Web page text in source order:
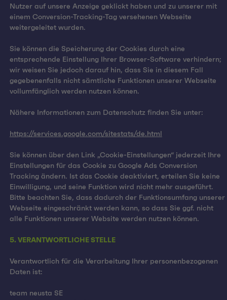
Nutzer auf unsere Anzeige geklickt haben und zu unserer mit
einem Conversion-Tracking-Tag versehenen Webseite
weitergeleitet wurden.
Sie können die Speicherung der Cookies durch eine
entsprechende Einstellung Ihrer Browser-Software verhindern;
wir weisen Sie jedoch darauf hin, dass Sie in diesem Fall
gegebenenfalls nicht sämtliche Funktionen unserer Webseite
vollumfänglich werden nutzen können.
Nähere Informationen zum Datenschutz finden Sie unter:
https://services.google.com/sitestats/de.html
Sie können über den Link „Cookie-Einstellungen“ jederzeit Ihre
Einstellungen für das Cookie zu Google Ads Conversion
Tracking ändern. Ist das Cookie deaktiviert, erteilen Sie keine
Einwilligung, und seine Funktion wird nicht mehr ausgeführt.
Bitte beachten Sie, dass dadurch der Funktionsumfang unserer
Webseite eingeschränkt werden kann, so dass Sie ggf. nicht
alle Funktionen unserer Website werden nutzen können.
5. VERANTWORTLICHE STELLE
Verantwortlich für die Verarbeitung Ihrer personenbezogenen
Daten ist:
team neusta SE